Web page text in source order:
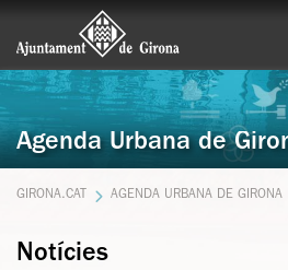
Agenda Urbana de
GIRONA.CAT AGENDA URBANA DE GIRONA
Notícies